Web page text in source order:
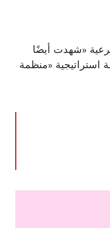
«شهدت أيضًا
الحكومة استراتيجية «منظمة